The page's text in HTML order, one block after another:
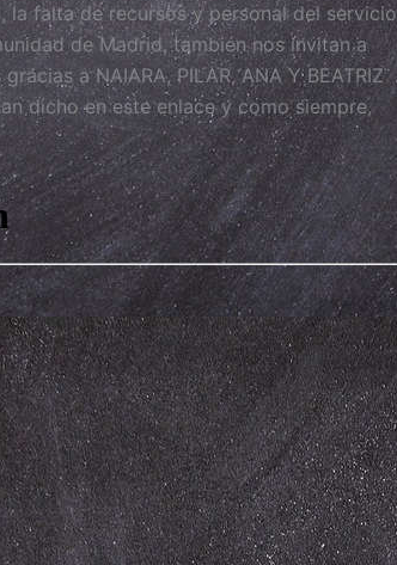
la falta de recursos y personal del servicio
de Madrid, también nos invitan a
a NAIARA, PILAR, ANA Y BEATRIZ
dicho en este enlace y como siempre,